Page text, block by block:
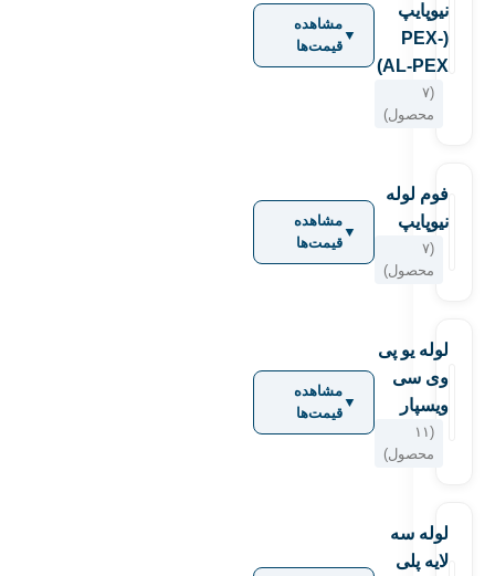
نیوپایپ
(PEX-
AL-PEX)
(۷
محصول)
▼
مشاهده
قیمت‌ها
فوم لوله
نیوپایپ
(۷
محصول)
▼
مشاهده
قیمت‌ها
لوله یو پی
وی سی
ویسپار
(۱۱
محصول)
▼
مشاهده
قیمت‌ها
لوله سه
لایه پلی